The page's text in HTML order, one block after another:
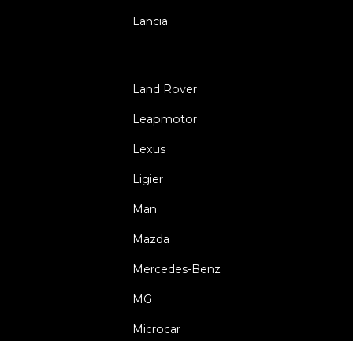
Lancia
Land Rover
Leapmotor
Lexus
Ligier
Man
Mazda
Mercedes-Benz
MG
Microcar